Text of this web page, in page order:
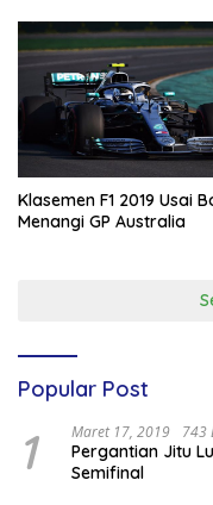
Klasemen F1 2019 Usai
Menangi GP Australia
Popular Post
1 Maret 17, 2019 743
Pergantian Jitu
Semifinal